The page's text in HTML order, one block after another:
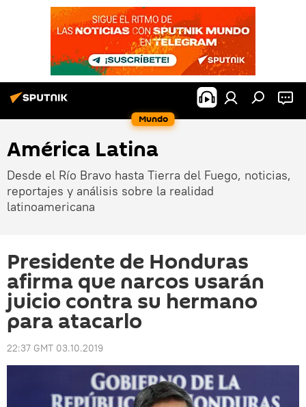
Mundo
América Latina
Desde el Río Bravo hasta Tierra del Fuego, noticias,
reportajes y análisis sobre la realidad
latinoamericana
Presidente de Honduras
afirma que narcos usarán
juicio contra su hermano
para atacarlo
22:37 GMT 03.10.2019